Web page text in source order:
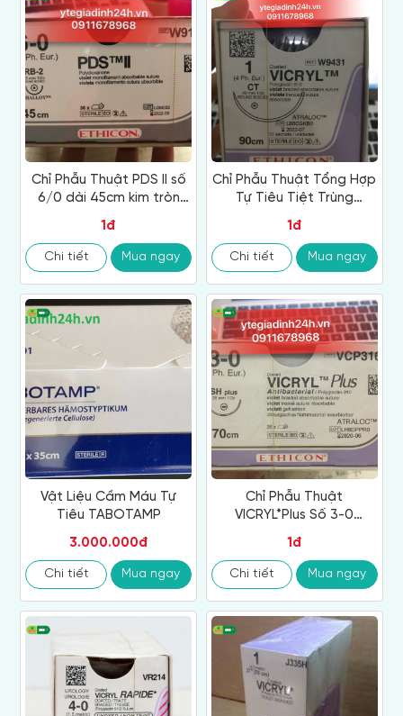
Chỉ Phẫu Thuật PDS II số
6/0 dài 45cm kim tròn
1/3C
1đ
Chi tiết Mua ngay
Chỉ Phẫu Thuật Tổng Hợp
Tự Tiêu Tiệt Trùng
W9431
1đ
Chi tiết Mua ngay
Vật Liệu Cầm Máu Tự
Tiêu TABOTAMP
3.000.000đ
Chi tiết Mua ngay
Chỉ Phẫu Thuật
VICRYL*Plus Số 3-0
1đ
Chi tiết Mua ngay